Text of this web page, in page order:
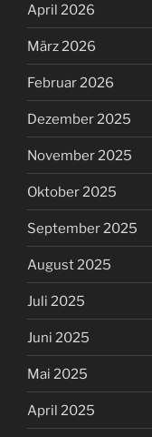
April 2026
März 2026
Februar 2026
Dezember 2025
November 2025
Oktober 2025
September 2025
August 2025
Juli 2025
Juni 2025
Mai 2025
April 2025